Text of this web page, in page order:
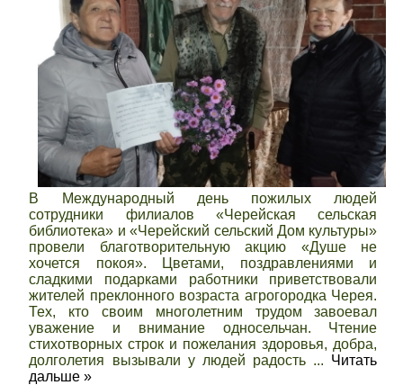
В Международный день пожилых людей
сотрудники филиалов «Черейская сельская
библиотека» и «Черейский сельский Дом культуры»
провели благотворительную акцию «Душе не
хочется покоя». Цветами, поздравлениями и
сладкими подарками работники приветствовали
жителей преклонного возраста агрогородка Черея.
Тех, кто своим многолетним трудом завоевал
уважение и внимание односельчан. Чтение
стихотворных строк и пожелания здоровья, добра,
долголетия вызывали у людей радость ... Читать
дальше »